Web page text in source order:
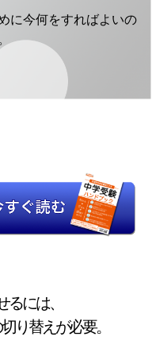
に今何をすればよいの
には、
り替えが必要。